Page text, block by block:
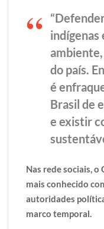
indígenas
do país.
é
Brasil de
e existir
Nas rede sociais,
mais conhecido
autoridades
marco temporal.